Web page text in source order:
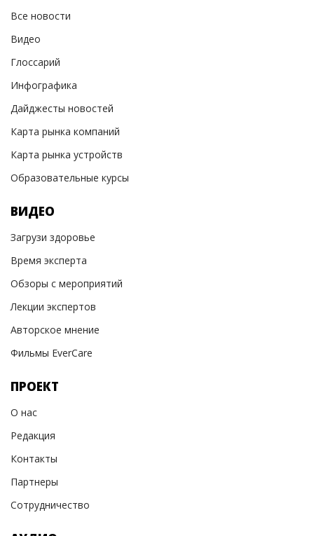
Все новости
Видео
Глоссарий
Инфографика
Дайджесты новостей
Карта рынка компаний
Карта рынка устройств
Образовательные курсы
ВИДЕО
Загрузи здоровье
Время эксперта
Обзоры с мероприятий
Лекции экспертов
Авторское мнение
Фильмы EverCare
ПРОЕКТ
О нас
Редакция
Контакты
Партнеры
Сотрудничество